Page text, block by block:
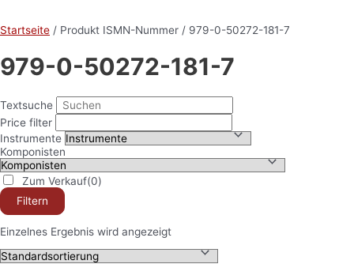
Startseite / Produkt ISMN-Nummer / 979-0-50272-181-7
979-0-50272-181-7
Textsuche
Price filter
Instrumente
Komponisten
Zum Verkauf(0)
Filtern
Einzelnes Ergebnis wird angezeigt